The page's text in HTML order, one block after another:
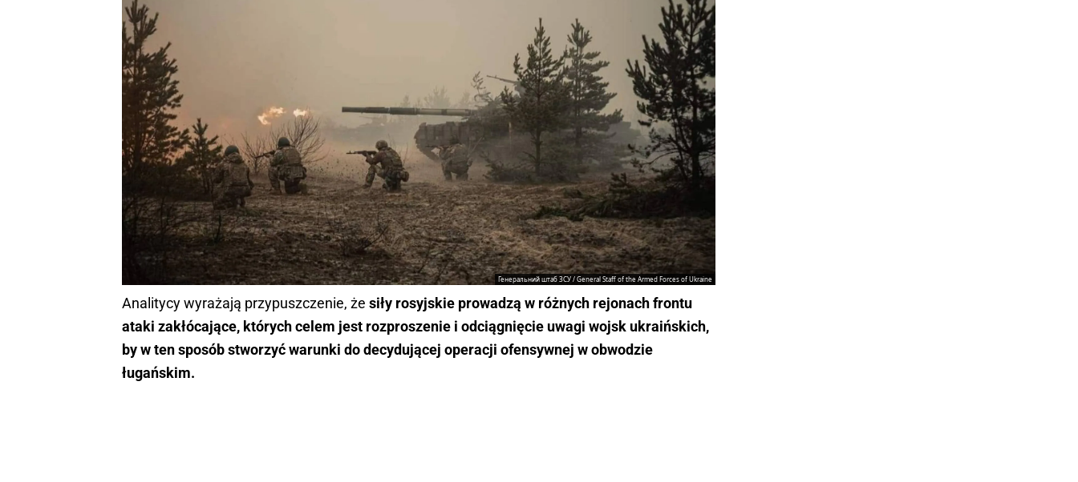
Генеральний штаб ЗСУ / General Staff of the Armed Forces of Ukraine
Analitycy wyrażają przypuszczenie, że siły rosyjskie prowadzą w różnych rejonach frontu
ataki zakłócające, których celem jest rozproszenie i odciągnięcie uwagi wojsk ukraińskich,
by w ten sposób stworzyć warunki do decydującej operacji ofensywnej w obwodzie
ługańskim.